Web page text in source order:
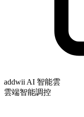
addwii AI 智能雲
雲端智能調控